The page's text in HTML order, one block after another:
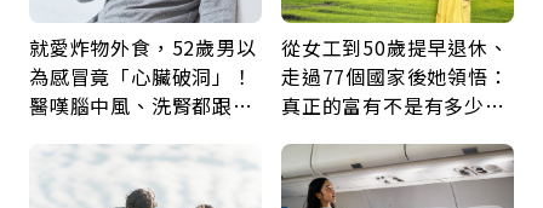
就愛炸物外食，52歲男以
為感冒竟「心臟破洞」！
醫嘆腦中風、洗腎都跟它
救
從女工到50歲提早退休、
走過77個國家後她領悟：
真正的富有不是有多少
自由